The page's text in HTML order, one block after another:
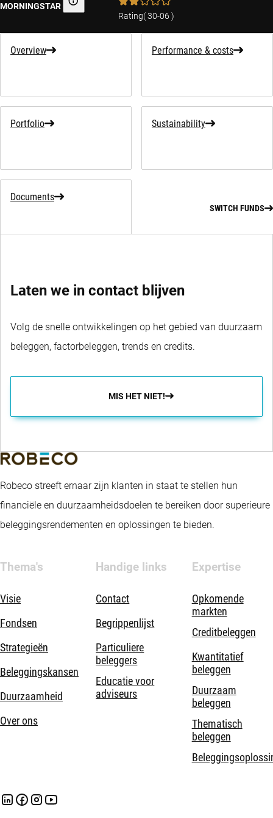
MORNINGSTAR Morningstar
Rating(30-06 )
Overview Performance & costs
Portfolio Sustainability
Documents
SWITCH FUNDS
Laten we in contact blijven
Volg de snelle ontwikkelingen op het gebied van duurzaam
beleggen, factorbeleggen, trends en credits.
MIS HET NIET!
Robeco streeft ernaar zijn klanten in staat te stellen hun
financiële en duurzaamheidsdoelen te bereiken door superieure
beleggingsrendementen en oplossingen te bieden.
Thema's
Visie
Fondsen
Strategieën
Beleggingskansen
Duurzaamheid
Over ons
Handige links
Contact
Begrippenlijst
Particuliere
beleggers
Educatie voor
adviseurs
Expertise
Opkomende
markten
Creditbeleggen
Kwantitatief
beleggen
Duurzaam
beleggen
Thematisch
beleggen